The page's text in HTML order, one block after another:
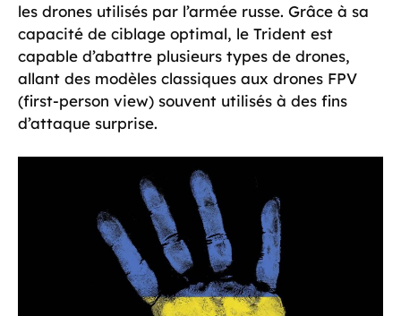
les drones utilisés par l’armée russe. Grâce à sa
capacité de ciblage optimal, le Trident est
capable d’abattre plusieurs types de drones,
allant des modèles classiques aux drones FPV
(first-person view) souvent utilisés à des fins
d’attaque surprise.